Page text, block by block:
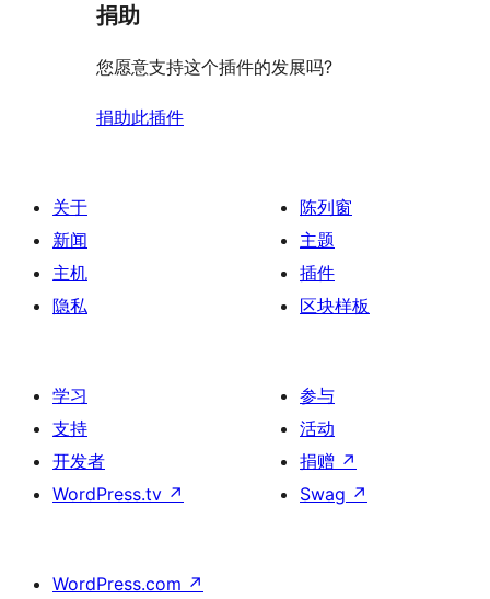
捐助
您愿意支持这个插件的发展吗?
捐助此插件
关于
新闻
主机
隐私
陈列窗
主题
插件
区块样板
学习
支持
开发者
WordPress.tv ↗
参与
活动
捐赠 ↗
Swag ↗
WordPress.com ↗